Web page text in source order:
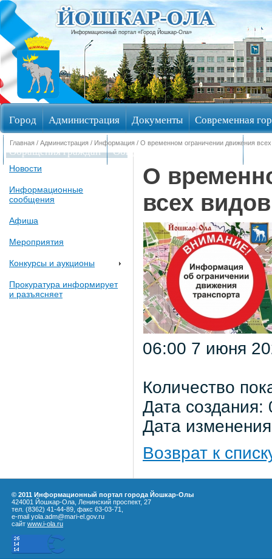
Информационный портал «Город Йошкар-Ола»
Город Администрация Документы Современная
Обращения граждан Общественные обсуждения
Главная / Администрация / Информация / О временном ограничении движения всех
Новости
Информационные
сообщения
Афиша
Мероприятия
Конкурсы и аукционы
Прокуратура информирует
и разъясняет
О
всех
06:00 7 июня
Количество
Дата
Дата
Возврат к
© 2011 Информационный портал города Йошкар-Олы
424001 Йошкар-Ола, Ленинский проспект, 27
тел. (8362) 41-44-89, факс 63-03-71,
e-mail yola.adm@mari-el.gov.ru
сайт www.i-ola.ru